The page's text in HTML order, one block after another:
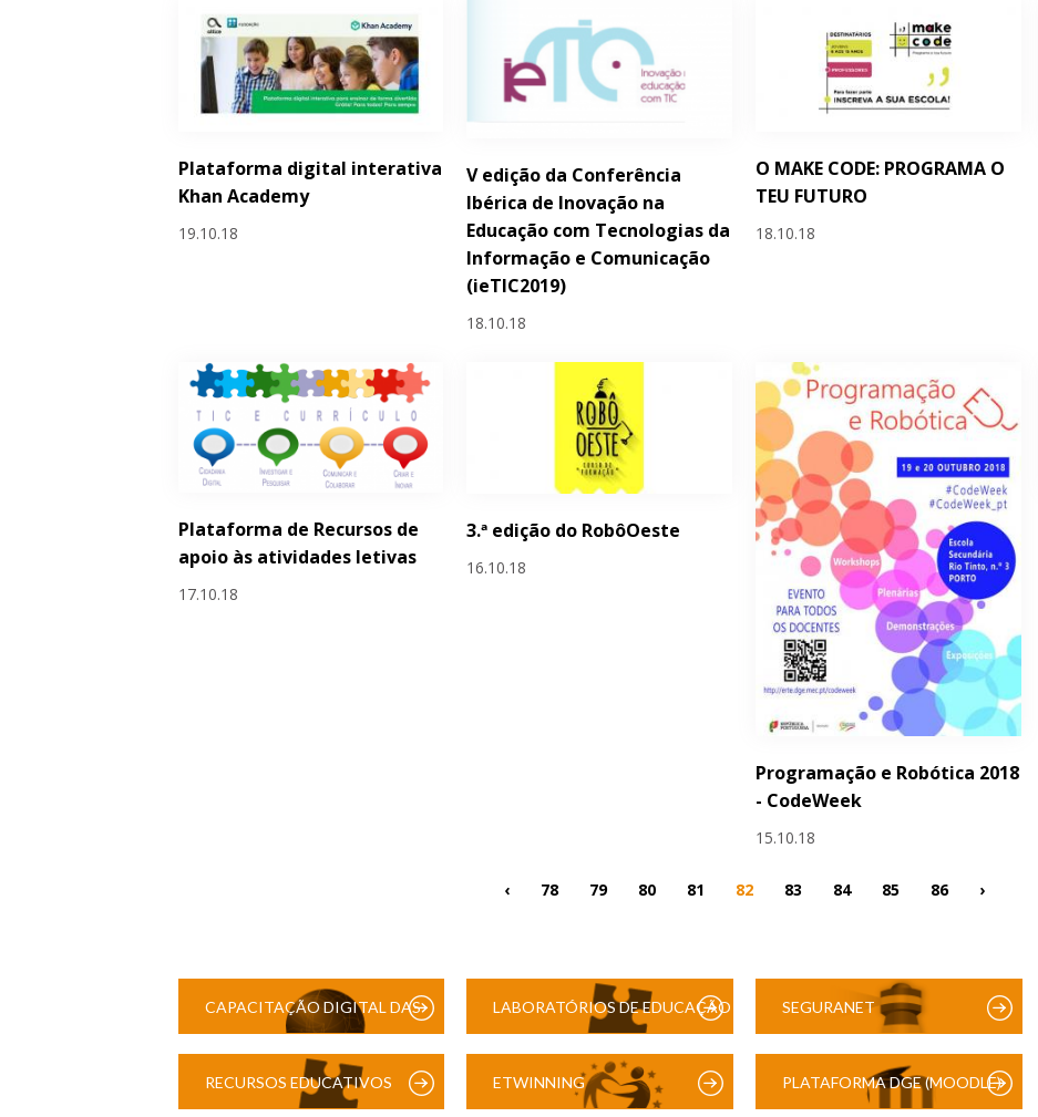
Plataforma digital interativa
Khan Academy
19.10.18
V edição da Conferência
Ibérica de Inovação na
Educação com Tecnologias da
Informação e Comunicação
(ieTIC2019)
18.10.18
O MAKE CODE: PROGRAMA O
TEU FUTURO
18.10.18
Plataforma de Recursos de
apoio às atividades letivas
17.10.18
3.ª edição do RobôOeste
16.10.18
Programação e Robótica 2018
- CodeWeek
15.10.18
‹ 78 79 80 81 82 83 84 85 86 ›
CAPACITAÇÃO DIGITAL DAS LABORATÓRIOS DE EDUCAÇÃO SEGURANET
RECURSOS EDUCATIVOS ETWINNING PLATAFORMA DGE (MOODLE)